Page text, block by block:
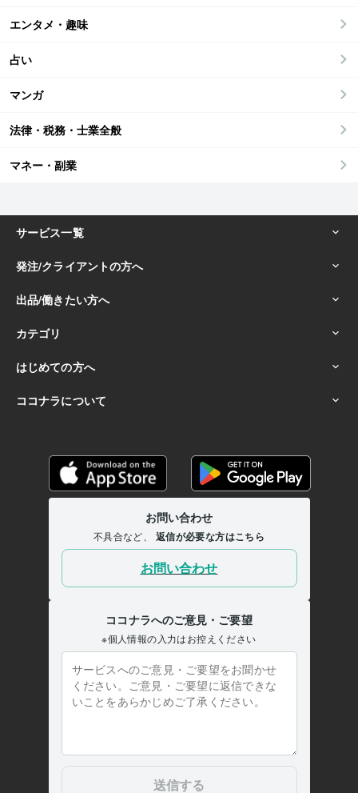
エンタメ・趣味
占い
マンガ
法律・税務・士業全般
マネー・副業